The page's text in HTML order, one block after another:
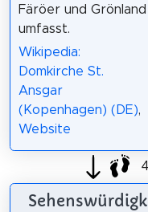
Färöer und Grönland
umfasst.
Wikipedia:
Domkirche St.
Ansgar
(Kopenhagen) (DE),
Website